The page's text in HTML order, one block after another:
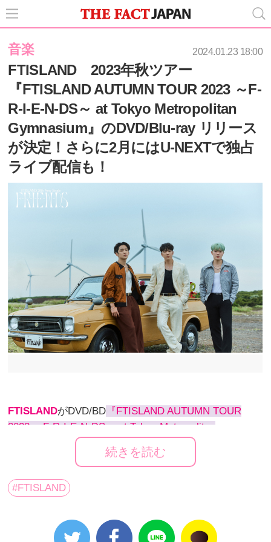
音楽 2024.01.23 18:00
FTISLAND 2023年秋ツアー
『FTISLAND AUTUMN TOUR 2023 ～F-
R-I-E-N-DS～ at Tokyo Metropolitan
Gymnasium』のDVD/Blu-ray リリース
が決定！さらに2月にはU-NEXTで独占
ライブ配信も！
FTISLANDがDVD/BD 『FTISLAND AUTUMN TOUR
2023 ～F-R-I-E-N-DS～ at Tokyo Metropolitan
を3月27日（水）にリリースすることを
発表し、合わせてジャケット写真も公開された。
2023年秋ツアー『FTISLAND AUTUMN TOUR 2023 〜
F-R-I-E-N-DS〜』はデビュー16年目を経て、更に絆が
続きを読む
#FTISLAND